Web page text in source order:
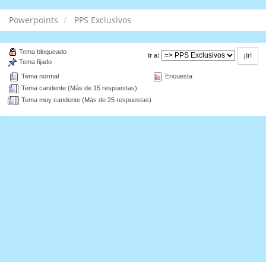
Powerpoints PPS Exclusivos
Ir a:
Tema normal
Tema candente (Más de 15 respuestas)
Tema muy candente (Más de 25 respuestas)
Tema bloqueado
Tema fijado
Encuesta